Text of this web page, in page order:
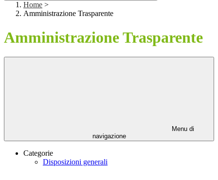
Home >
Amministrazione Trasparente
Amministrazione Trasparente
Menu di
navigazione
Categorie
Disposizioni generali